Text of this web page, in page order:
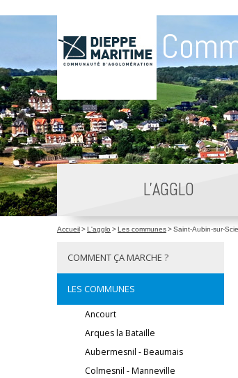
Accueil>L'agglo >Les communes>Saint-Aubin-sur-Scie
L'AGGLO
COMMENT ÇA MARCHE ?
LES COMMUNES
Ancourt
Arques la Bataille
Aubermesnil - Beaumais
Colmesnil - Manneville